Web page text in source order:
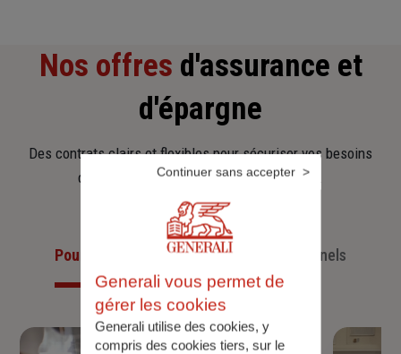
Nos offres d'assurance et
d'épargne
Des contrats clairs et flexibles pour sécuriser vos besoins
d’aujourd’hui et anticiper ceux de demain.
Pour les particuliersPour les professionnels
Generali vous permet de
gérer les cookies
Generali utilise des cookies, y
compris des cookies tiers, sur le
Continuer sans accepter